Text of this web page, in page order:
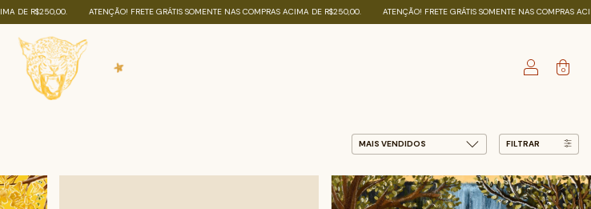
ATENÇÃO! FRETE GRÁTIS SOMENTE NAS COMPRAS ACIMA DE R$250,00. ATENÇÃO! FRETE GRÁTIS SOMENTE NAS COMPRAS ACIMA DE R$250,00.
0
FILTRAR